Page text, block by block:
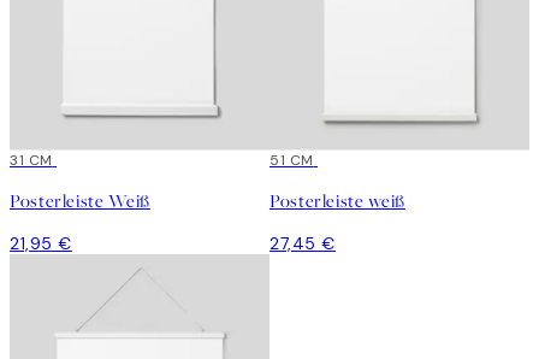
31 CM
Posterleiste Weiß
21,95 €
51 CM
Posterleiste weiß
27,45 €